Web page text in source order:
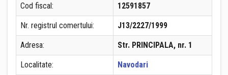
Cod fiscal: 12591857
Nr. registrul comertului: J13/2227/1999
Adresa: Str. PRINCIPALA, nr. 1
Localitate: Navodari